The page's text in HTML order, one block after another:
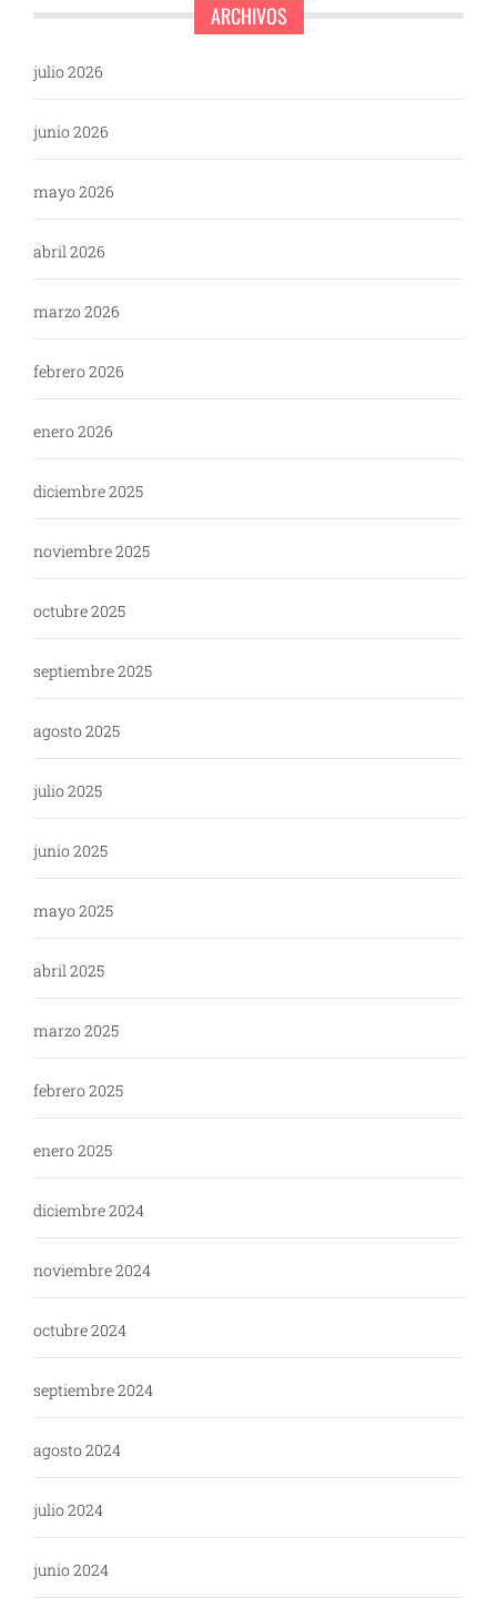
ARCHIVOS
julio 2026
junio 2026
mayo 2026
abril 2026
marzo 2026
febrero 2026
enero 2026
diciembre 2025
noviembre 2025
octubre 2025
septiembre 2025
agosto 2025
julio 2025
junio 2025
mayo 2025
abril 2025
marzo 2025
febrero 2025
enero 2025
diciembre 2024
noviembre 2024
octubre 2024
septiembre 2024
agosto 2024
julio 2024
junio 2024